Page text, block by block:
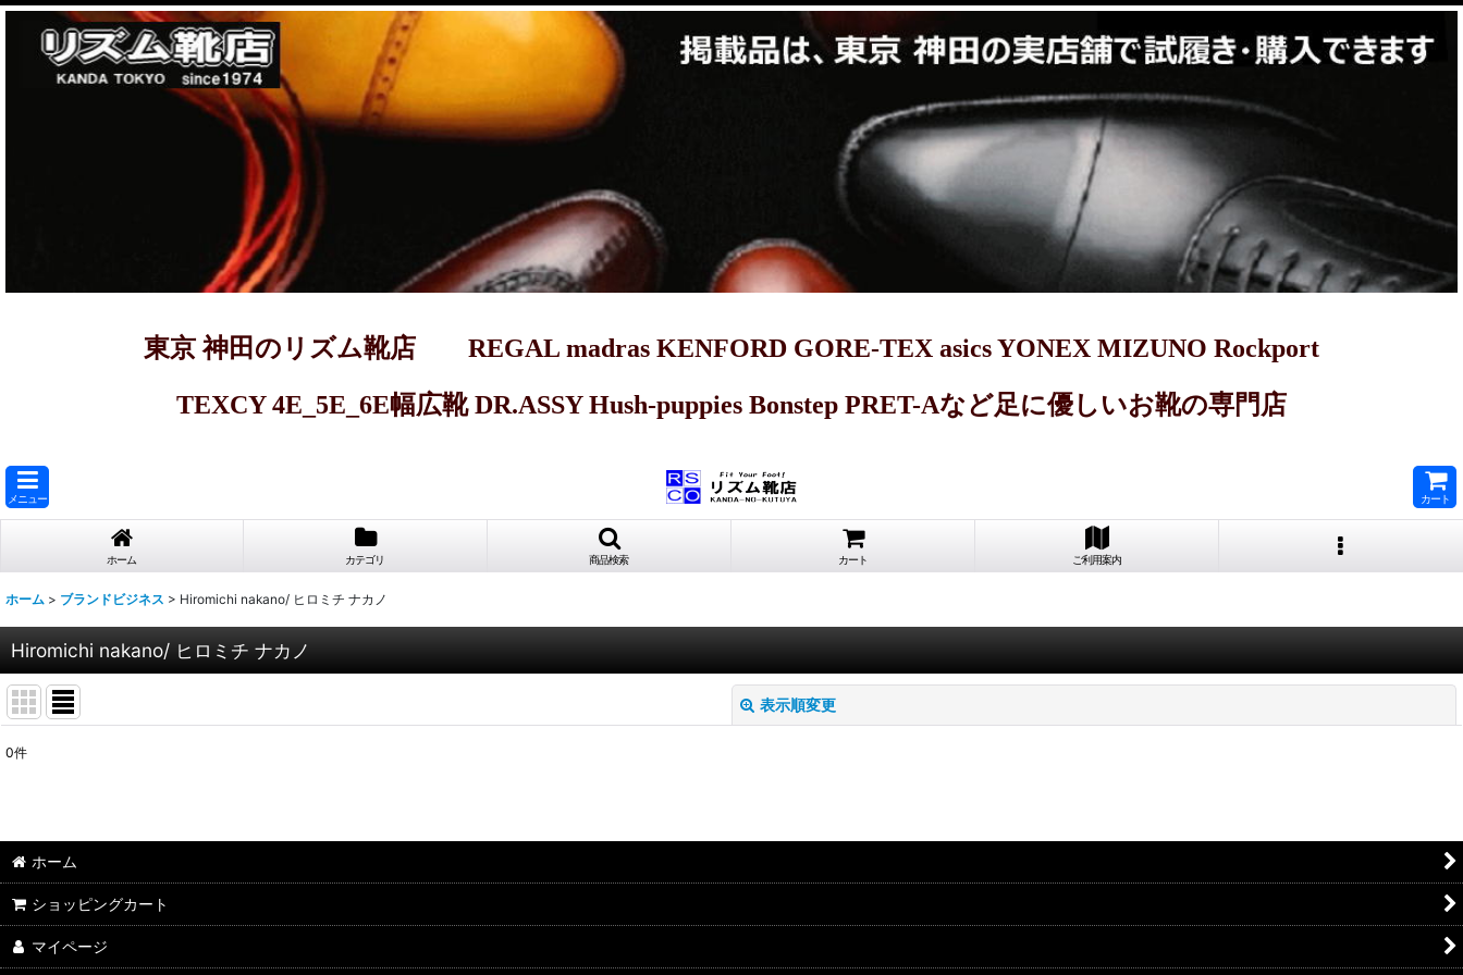
東京 神田のリズム靴店 REGAL madras KENFORD GORE-TEX asics YONEX MIZUNO Rockport
TEXCY 4E_5E_6E幅広靴 DR.ASSY Hush-puppies Bonstep PRET-Aなど足に優しいお靴の専門店
メニュー カート
ホーム カテゴリ 商品検索 カート ご利用案内
ホーム > ブランドビジネス > Hiromichi nakano/ ヒロミチ ナカノ
Hiromichi nakano/ ヒロミチ ナカノ
表示順変更
絞り込む
0件
ホーム
ショッピングカート
マイページ